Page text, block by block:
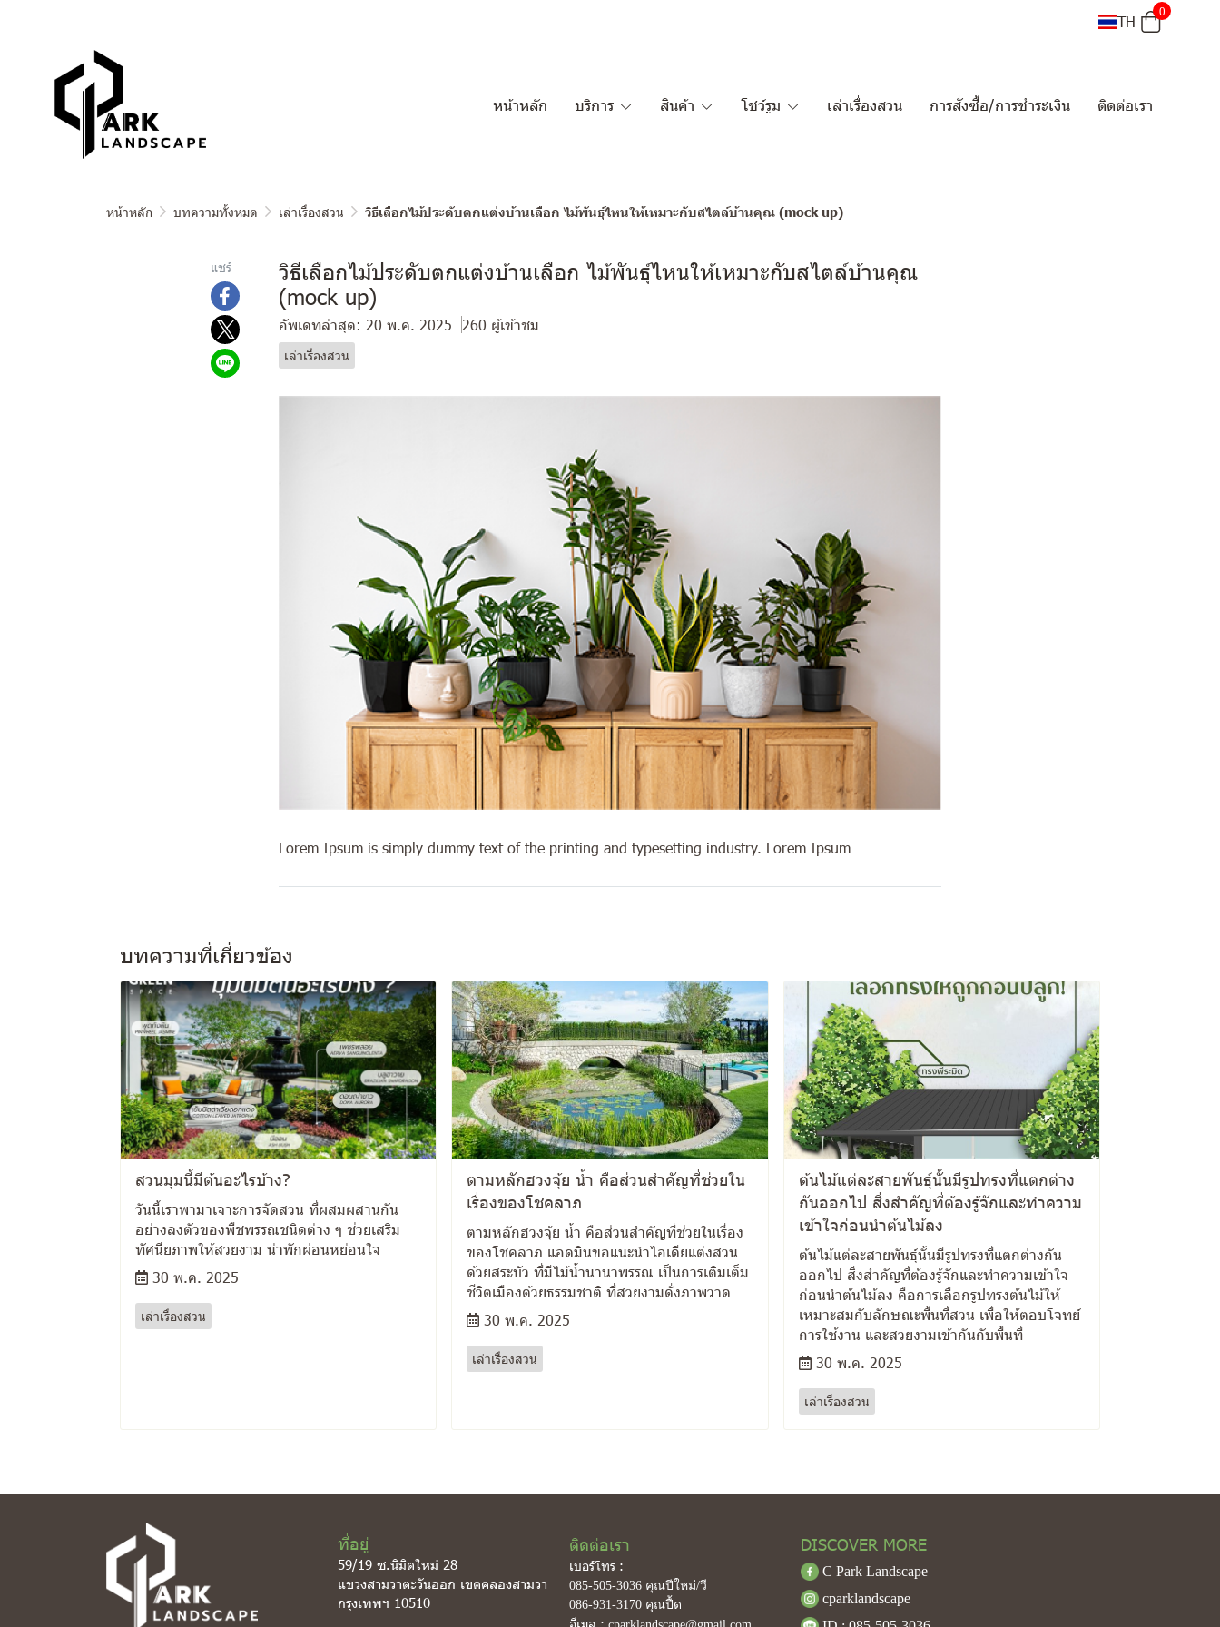
TH
0
หน้าหลัก บริการ สินค้า โชว์รูม เล่าเรื่องสวน การสั่งซื้อ/การชำระเงิน ติดต่อเรา
หน้าหลัก บทความทั้งหมด เล่าเรื่องสวน วิธีเลือกไม้ประดับตกแต่งบ้านเลือก ไม้พันธุ์ไหนให้เหมาะกับสไตล์บ้านคุณ (mock up)
แชร์
วิธีเลือกไม้ประดับตกแต่งบ้านเลือก ไม้พันธุ์ไหนให้เหมาะกับสไตล์บ้านคุณ
(mock up)
อัพเดทล่าสุด: 20 พ.ค. 2025 260 ผู้เข้าชม
เล่าเรื่องสวน
Lorem Ipsum is simply dummy text of the printing and typesetting industry. Lorem Ipsum
บทความที่เกี่ยวข้อง
สวนมุมนี้มีต้นอะไรบ้าง?
วันนี้เราพามาเจาะการจัดสวน ที่ผสมผสานกัน
อย่างลงตัวของพืชพรรณชนิดต่าง ๆ ช่วยเสริม
ทัศนียภาพให้สวยงาม น่าพักผ่อนหย่อนใจ
30 พ.ค. 2025
เล่าเรื่องสวน
ตามหลักฮวงจุ้ย น้ำ คือส่วนสำคัญที่ช่วยใน
เรื่องของโชคลาภ
ตามหลักฮวงจุ้ย น้ำ คือส่วนสำคัญที่ช่วยในเรื่อง
ของโชคลาภ แอดมินขอแนะนำไอเดียแต่งสวน
ด้วยสระบัว ที่มีไม้น้ำนานาพรรณ เป็นการเติมเต็ม
ชีวิตเมืองด้วยธรรมชาติ ที่สวยงามดั่งภาพวาด
30 พ.ค. 2025
เล่าเรื่องสวน
ต้นไม้แต่ละสายพันธุ์นั้นมีรูปทรงที่แตกต่าง
กันออกไป สิ่งสำคัญที่ต้องรู้จักและทำความ
เข้าใจก่อนนำต้นไม้ลง
ต้นไม้แต่ละสายพันธุ์นั้นมีรูปทรงที่แตกต่างกัน
ออกไป สิ่งสำคัญที่ต้องรู้จักและทำความเข้าใจ
ก่อนนำต้นไม้ลง คือการเลือกรูปทรงต้นไม้ให้
เหมาะสมกับลักษณะพื้นที่สวน เพื่อให้ตอบโจทย์
การใช้งาน และสวยงามเข้ากันกับพื้นที่
30 พ.ค. 2025
เล่าเรื่องสวน
ที่อยู่
59/19 ซ.นิมิตใหม่ 28
แขวงสามวาตะวันออก เขตคลองสามวา
กรุงเทพฯ 10510
ติดต่อเรา
เบอร์โทร :
085-505-3036 คุณปีใหม่/วี
086-931-3170 คุณปื้ด
DISCOVER MORE
C Park Landscape
cparklandscape